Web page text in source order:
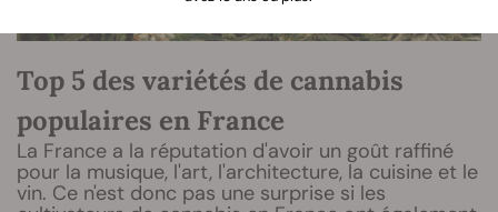
Top 5 des variétés de cannabis
populaires en France
La France a la réputation d'avoir un goût raffiné
pour la musique, l'art, l'architecture, la cuisine et le
vin. Ce n'est donc pas une surprise si les